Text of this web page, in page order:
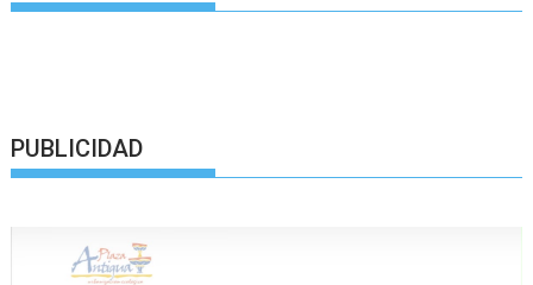
PUBLICIDAD